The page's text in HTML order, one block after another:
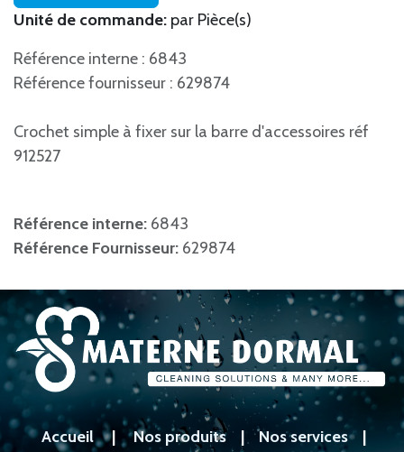
Unité de commande: par Pièce(s)
Référence interne : 6843
Référence fournisseur : 629874
Crochet simple à fixer sur la barre d'accessoires réf
912527
Référence interne: 6843
Référence Fournisseur: 629874
Accueil|Nos produits|Nos services|